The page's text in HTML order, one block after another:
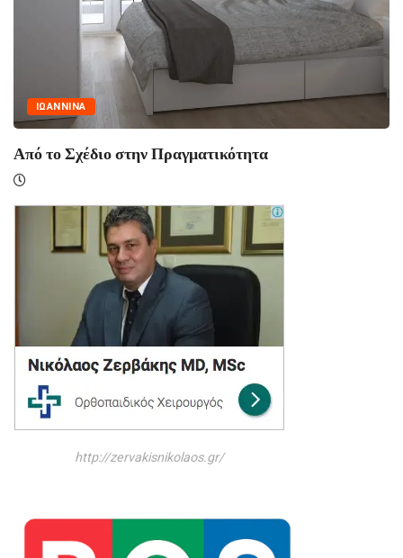
ΙΩΑΝΝΙΝΑ
Από το Σχέδιο στην Πραγματικότητα
http://zervakisnikolaos.gr/